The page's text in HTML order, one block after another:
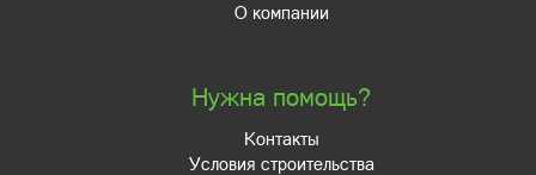
О компании
Нужна помощь?
Контакты
Условия строительства